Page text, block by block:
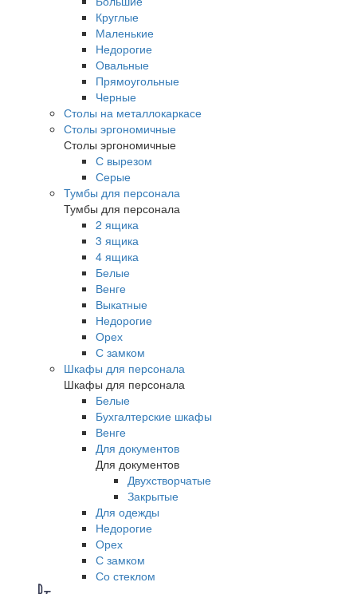
Круглые
Маленькие
Недорогие
Овальные
Прямоугольные
Черные
Столы на металлокаркасе
Столы эргономичные
Столы эргономичные
С вырезом
Серые
Тумбы для персонала
Тумбы для персонала
2 ящика
3 ящика
4 ящика
Белые
Венге
Выкатные
Недорогие
Орех
С замком
Шкафы для персонала
Шкафы для персонала
Белые
Бухгалтерские шкафы
Венге
Для документов
Для документов
Двухстворчатые
Закрытые
Для одежды
Недорогие
Орех
С замком
Со стеклом